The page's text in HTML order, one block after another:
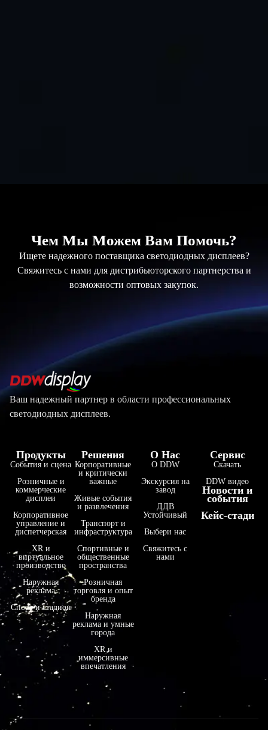
Чем Мы Можем Вам Помочь?
Ищете надежного поставщика светодиодных дисплеев?
Свяжитесь с нами для дистрибьюторского партнерства и
возможности оптовых закупок.
Ваш надежный партнер в области профессиональных
светодиодных дисплеев.
Продукты
События и сцена
Розничные и
коммерческие
дисплеи
Корпоративное
управление и
диспетчерская
XR и
виртуальное
производство
Наружная
реклама
Спорт и стадион
Решения
Корпоративные
и критически
важные
Живые события
и развлечения
Транспорт и
инфраструктура
Спортивные и
общественные
пространства
Розничная
торговля и опыт
бренда
Наружная
реклама и умные
города
XR и
иммерсивные
впечатления
О Нас
О DDW
Экскурсия на
завод
ДДВ
Устойчивый
Выбери нас
Свяжитесь с
нами
Сервис
Скачать
DDW видео
Новости и
события
Кейс-стади